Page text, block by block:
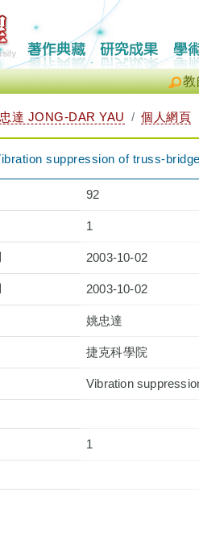
教
達 JONG-DAR YAU 個人網頁
suppression of truss-
92
1
2003-10-02
2003-10-02
姚忠達
捷克科學院
Vibration
1